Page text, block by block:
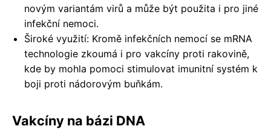
novým variantám virů a může být použita i pro jiné
infekční nemoci.
Široké využití: Kromě infekčních nemocí se mRNA
technologie zkoumá i pro vakcíny proti rakovině,
kde by mohla pomoci stimulovat imunitní systém k
boji proti nádorovým buňkám.
Vakcíny na bázi DNA